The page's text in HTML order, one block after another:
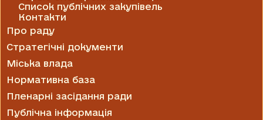
Список публічних закупівель
Контакти
Про раду
Стратегічні документи
Міська влада
Нормативна база
Пленарні засідання ради
Публічна інформація